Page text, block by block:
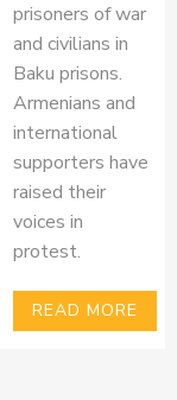
prisoners of war
and civilians in
Baku prisons.
Armenians and
international
supporters have
raised their
voices in
protest.
READ MORE